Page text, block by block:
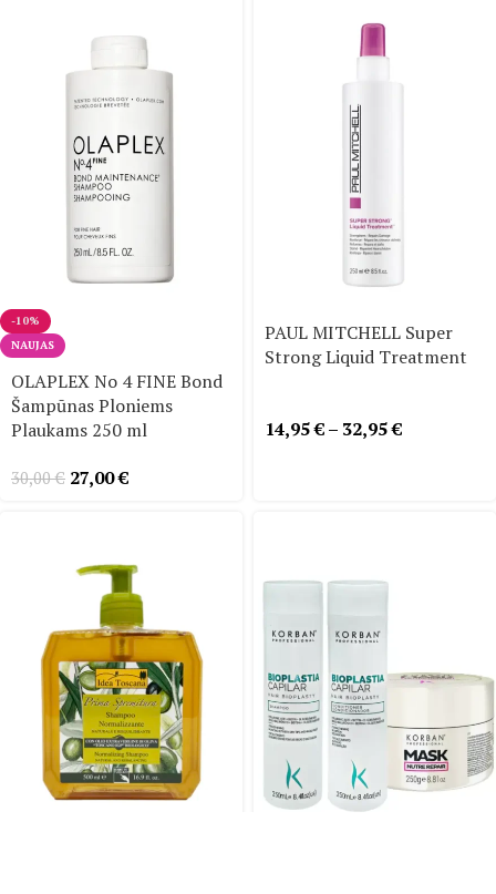
-10%
NAUJAS
OLAPLEX No 4 FINE Bond
Šampūnas Ploniems
Plaukams 250 ml
30,00€ 27,00€
PAUL MITCHELL Super
Strong Liquid Treatment
14,95€– 32,95€